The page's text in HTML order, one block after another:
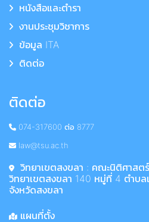
หนังสือและตำรา
งานประชุมวิชาการ
ข้อมูล ITA
ติดต่อ
ติดต่อ
074-317600 ต่อ 8777
law@tsu.ac.th
วิทยาเขตสงขลา : คณะนิติศาส
วิทยาเขตสงขลา 140 หมู่ที่ 4 ตำบลเ
จังหวัดสงขลา
แผนที่ตั้ง